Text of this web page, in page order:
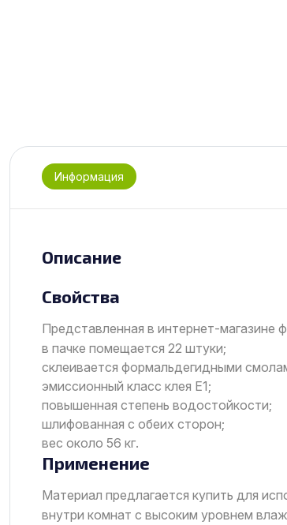
Информация
Описание
Свойства
Представленная в интернет-магазине
в пачке помещается 22 штуки;
склеивается формальдегидными
эмиссионный класс клея Е1;
повышенная степень водостойкости;
шлифованная с обеих сторон;
вес около 56 кг.
Применение
Материал предлагается купить для
внутри комнат с высоким уровнем